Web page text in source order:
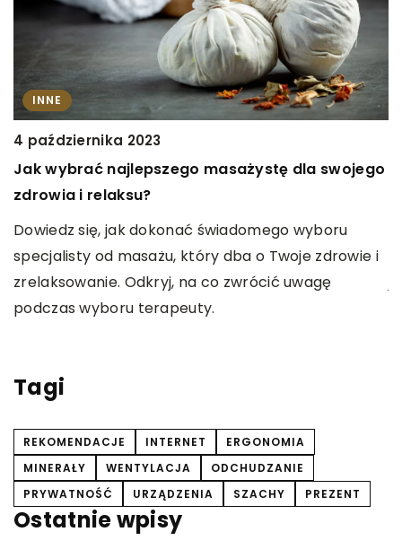
INNE
4 października 2023
Jak wybrać najlepszego masażystę dla swojego
zdrowia i relaksu?
Dowiedz się, jak dokonać świadomego wyboru
specjalisty od masażu, który dba o Twoje zdrowie i
zrelaksowanie. Odkryj, na co zwrócić uwagę
podczas wyboru terapeuty.
Tagi
REKOMENDACJE INTERNET
ERGONOMIA
MINERAŁY
WENTYLACJA
ODCHUDZANIE
PRYWATNOŚĆ
URZĄDZENIA SZACHY PREZENT
Ostatnie wpisy